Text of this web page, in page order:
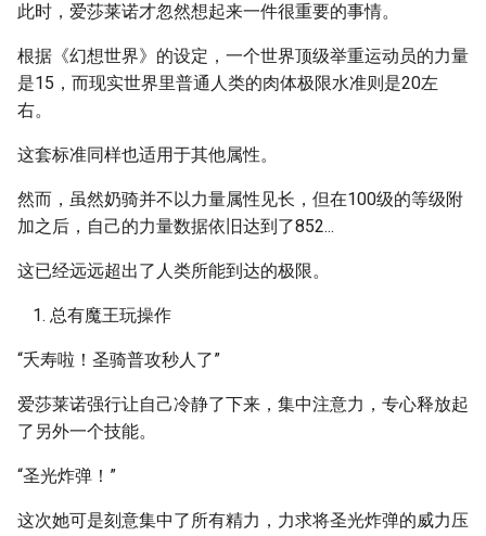
此时，爱莎莱诺才忽然想起来一件很重要的事情。
根据《幻想世界》的设定，一个世界顶级举重运动员的力量
是15，而现实世界里普通人类的肉体极限水准则是20左
右。
这套标准同样也适用于其他属性。
然而，虽然奶骑并不以力量属性见长，但在100级的等级附
加之后，自己的力量数据依旧达到了852...
这已经远远超出了人类所能到达的极限。
总有魔王玩操作
“夭寿啦！圣骑普攻秒人了”
爱莎莱诺强行让自己冷静了下来，集中注意力，专心释放起
了另外一个技能。
“圣光炸弹！”
这次她可是刻意集中了所有精力，力求将圣光炸弹的威力压